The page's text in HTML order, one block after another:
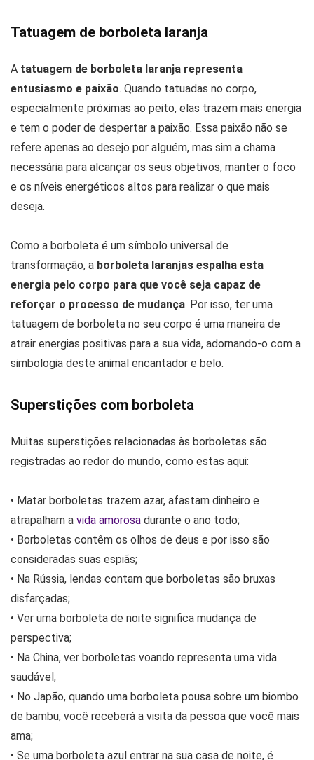
Tatuagem de borboleta laranja
A tatuagem de borboleta laranja representa
entusiasmo e paixão. Quando tatuadas no corpo,
especialmente próximas ao peito, elas trazem mais energia
e tem o poder de despertar a paixão. Essa paixão não se
refere apenas ao desejo por alguém, mas sim a chama
necessária para alcançar os seus objetivos, manter o foco
e os níveis energéticos altos para realizar o que mais
deseja.
Como a borboleta é um símbolo universal de
transformação, a borboleta laranjas espalha esta
energia pelo corpo para que você seja capaz de
reforçar o processo de mudança. Por isso, ter uma
tatuagem de borboleta no seu corpo é uma maneira de
atrair energias positivas para a sua vida, adornando-o com a
simbologia deste animal encantador e belo.
Superstições com borboleta
Muitas superstições relacionadas às borboletas são
registradas ao redor do mundo, como estas aqui:
• Matar borboletas trazem azar, afastam dinheiro e
atrapalham a vida amorosa durante o ano todo;
• Borboletas contêm os olhos de deus e por isso são
consideradas suas espiãs;
• Na Rússia, lendas contam que borboletas são bruxas
disfarçadas;
• Ver uma borboleta de noite significa mudança de
perspectiva;
• Na China, ver borboletas voando representa uma vida
saudável;
• No Japão, quando uma borboleta pousa sobre um biombo
de bambu, você receberá a visita da pessoa que você mais
ama;
• Se uma borboleta azul entrar na sua casa de noite, é